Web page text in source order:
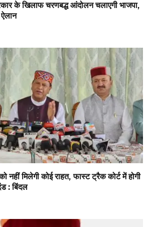
के खिलाफ चरणबद्ध आंदोलन चलाएगी भाजपा,
नहीं मिलेगी कोई राहत, फास्ट ट्रैक कोर्ट में होगी
: बिंदल